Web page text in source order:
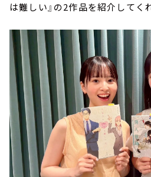
は難しい』の2作品を紹介してく